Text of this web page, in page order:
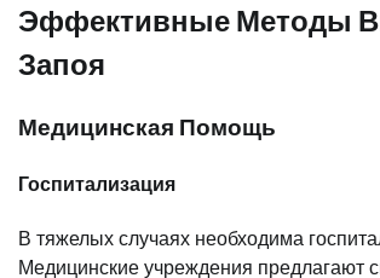
Эффективные Методы
Запоя
Медицинская Помощь
Госпитализация
В тяжелых случаях необходима
Медицинские учреждения предлагают